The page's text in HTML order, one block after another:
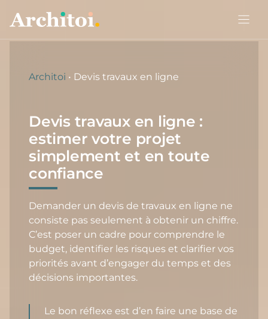
Architoi • Devis travaux en ligne
Devis travaux en ligne :
estimer votre projet
simplement et en toute
confiance
Demander un devis de travaux en ligne ne
consiste pas seulement à obtenir un chiffre.
C’est poser un cadre pour comprendre le
budget, identifier les risques et clarifier vos
priorités avant d’engager du temps et des
décisions importantes.
Le bon réflexe est d’en faire une base de